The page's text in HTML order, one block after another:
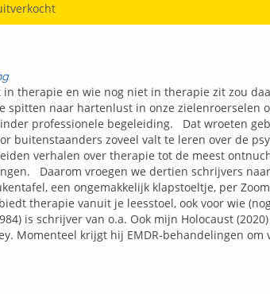
in therapie en wie nog niet in therapie zit zou
spitten naar hartenlust in onze zielenroerselen
professionele begeleiding. Dat wroeten
buitenstaanders zoveel valt te leren over de
verhalen over therapie tot de meest
Daarom vroegen we dertien schrijvers
een ongemakkelijk klapstoeltje, per
therapie vanuit je leesstoel, ook voor wie
is schrijver van o.a. Ook mijn Holocaust
Momenteel krijgt hij EMDR-behandelingen om